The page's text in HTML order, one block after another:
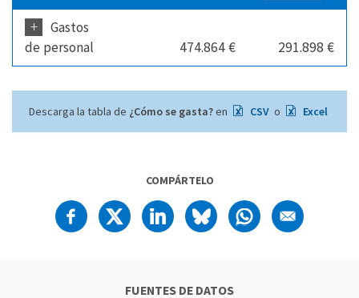
+
Gastos
de personal
474.864 € 291.898 €
Descarga la tabla de ¿Cómo se gasta?en CSV o Excel
COMPÁRTELO
FUENTES DE DATOS